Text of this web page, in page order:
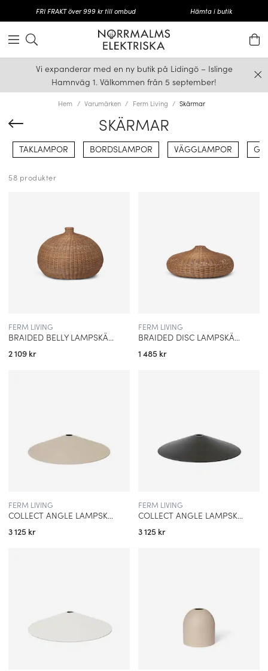
FRI FRAKT över 999 kr till ombud Hämta i butik
Vi expanderar med en ny butik på Lidingö – Islinge
Hamnväg 1. Välkommen från 5 september!
Hem Varumärken Ferm Living Skärmar
SKÄRMAR
TAKLAMPOR BORDSLAMPOR VÄGGLAMPOR
58 produkter
FERM LIVING
BRAIDED BELLY LAMPSKÄRM NATUR
2 109 kr
FERM LIVING
BRAIDED DISC LAMPSKÄRM NATURA
1 485 kr
FERM LIVING
COLLECT ANGLE LAMPSKÄRM KASCHMIR
3 125 kr
FERM LIVING
COLLECT ANGLE LAMPSKÄRM SVART
3 125 kr